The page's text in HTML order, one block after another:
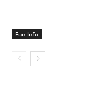
Fun Info